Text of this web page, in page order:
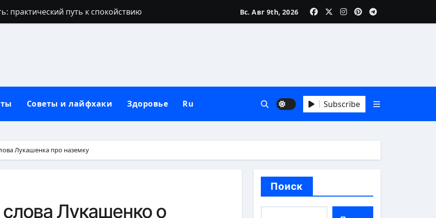
практический путь к спокойствию
что любит: глубинные причины и как понять его молчание
подтягиваний: полное руководство
в домашних условиях для обильного цветения
восстановление натуральных ресниц без инъекций
Вс. Авг 9th, 2026
Советы и лайфхаки Здоровье Ru Subscribe
Лукашенка про наземку
Лукашенко о
Поиск